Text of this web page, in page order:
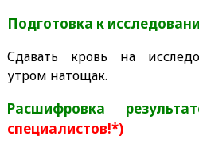
Подготовка к
Сдавать кровь на
утром натощак.
Расшифровка
специалистов!*)